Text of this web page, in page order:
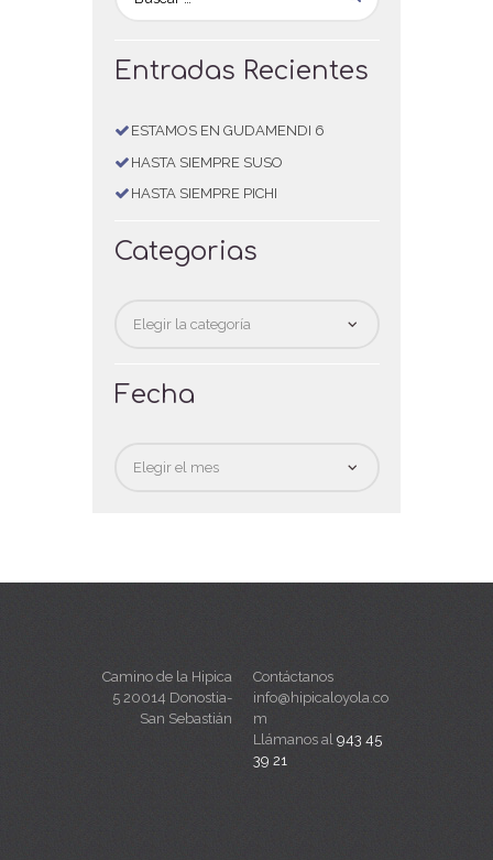
Entradas Recientes
ESTAMOS EN GUDAMENDI 6
HASTA SIEMPRE SUSO
HASTA SIEMPRE PICHI
Categorias
Fecha
Camino de la Hipica
5 20014 Donostia-
San Sebastián
Contáctanos
info@hipicaloyola.co
m
Llámanos al 943 45
39 21